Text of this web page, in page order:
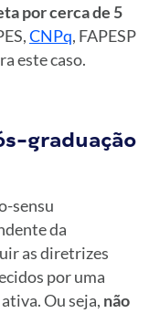
por cerca de 5
CNPq, FAPESP
este caso.
graduação
sensu
da
as diretrizes
por uma
Ou seja, não